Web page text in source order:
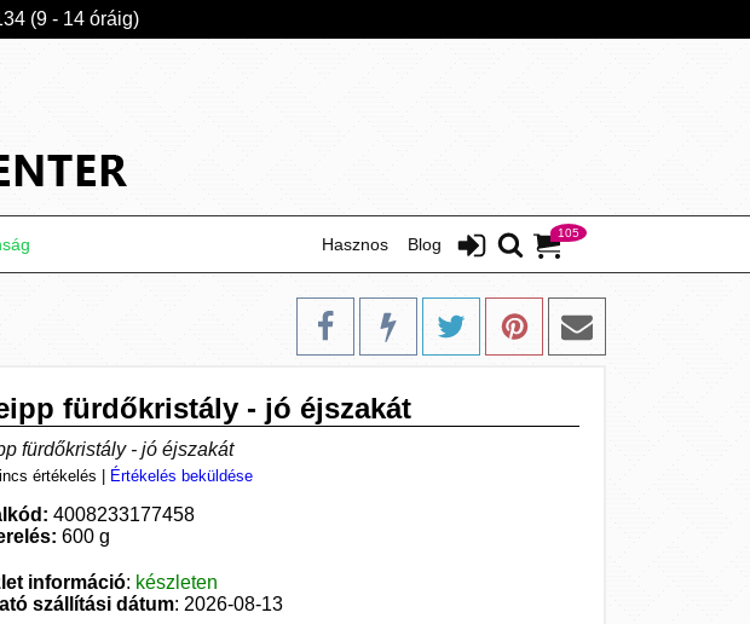
(9 - 14 óráig)
105
Blog
Hasznos
fürdőkristály - jó éjszakát
fürdőkristály - jó éjszakát
értékelés Értékelés beküldése
4008233177458
600 g
információ: készleten
szállítási dátum: 2026-08-13